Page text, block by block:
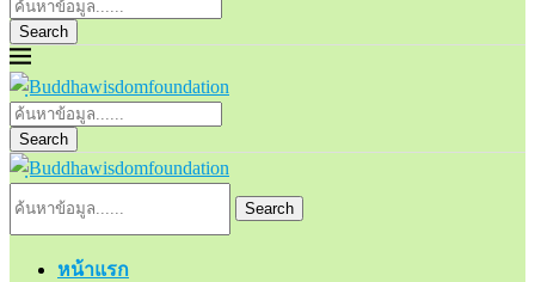
Search
Search
Search
หน้าแรก